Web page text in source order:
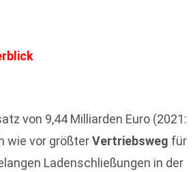
von 9,44 Milliarden Euro (2021:
wie vor größterVertriebsweg für
Ladenschließungen in der